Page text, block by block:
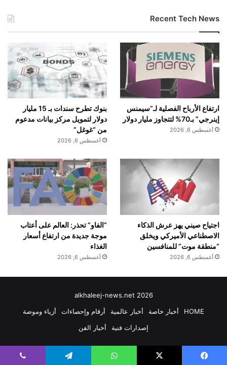
Recent Tech News
ارتفاع الأرباح الفصلية لـ”سيمنس
إينرجي” بـ70% لتتجاوز مليار دولار
أغسطس 6, 2026
بنوك تطرح سندات بـ 15 مليار
دولار لتمويل مركز بيانات مدعوم
من “غوغل”
أغسطس 6, 2026
اجتياح صيني يهز عرش الذكاء
الاصطناعي الأميركي ويخلق
“منطقة موت” للمنافسين
أغسطس 6, 2026
“الفاو” تحذر: العالم على أعتاب
موجة جديدة من ارتفاع أسعار
الغذاء
أغسطس 6, 2026
alkhaleej-news.net 2026
HOME
أخبار خاصة أخبار عالمية أرقام وإحصاءات
أزياء وموضة
إصدارات فنية
أخبار الفن